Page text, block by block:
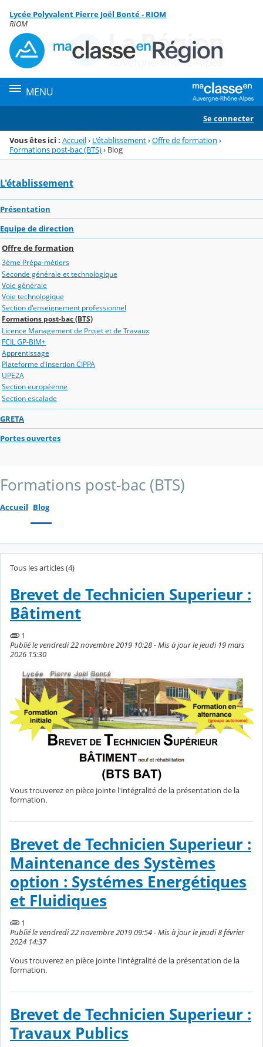
Menu de la rubrique
Contenu
Lycée Polyvalent Pierre Joël Bonté - RIOM
RIOM
MENU
Se connecter
Vous êtes ici : Accueil› L'établissement›Offre de formation ›
Formations post-bac (BTS)› Blog
L'établissement
Présentation
Equipe de direction
Offre de formation
3ème Prépa-métiers
Seconde générale et technologique
Voie générale
Voie technologique
Section d'enseignement professionnel
Formations post-bac (BTS)
Licence Management de Projet et de Travaux
FCIL GP-BIM+
Apprentissage
Plateforme d'insertion CIPPA
UPE2A
Section européenne
Section escalade
GRETA
Portes ouvertes
Formations post-bac (BTS)
Accueil Blog
Tous les articles (4)
Brevet de Technicien Superieur :
Bâtiment
1
Publié le vendredi 22 novembre 2019 10:28 - Mis à jour le jeudi 19 mars
2026 15:30
Vous trouverez en pièce jointe l'intégralité de la présentation de la
formation.
Brevet de Technicien Superieur :
Maintenance des Systèmes
option : Systémes Energétiques
et Fluidiques
1
Publié le vendredi 22 novembre 2019 09:54 - Mis à jour le jeudi 8 février
2024 14:37
Vous trouverez en pièce jointe l'intégralité de la présentation de la
formation.
Brevet de Technicien Superieur :
Travaux Publics